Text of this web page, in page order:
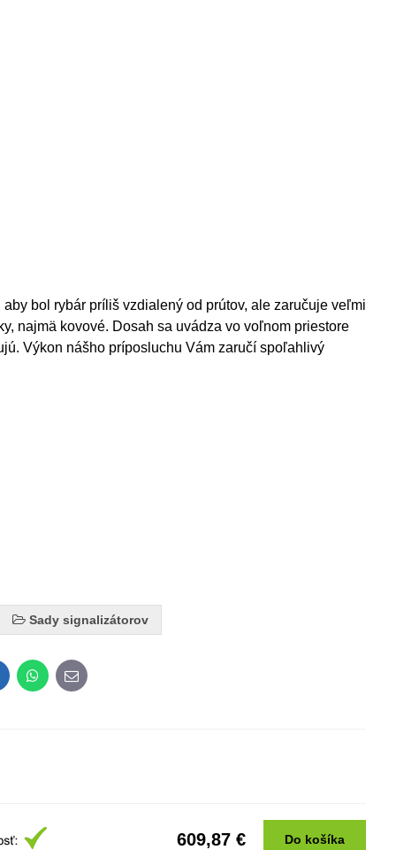
bol rybár príliš vzdialený od prútov, ale zaručuje veľmi
najmä kovové. Dosah sa uvádza vo voľnom priestore
Výkon nášho príposluchu Vám zaručí spoľahlivý
Sady signalizátorov
WhatsApp
E-
mail
609,87 € Do košíka